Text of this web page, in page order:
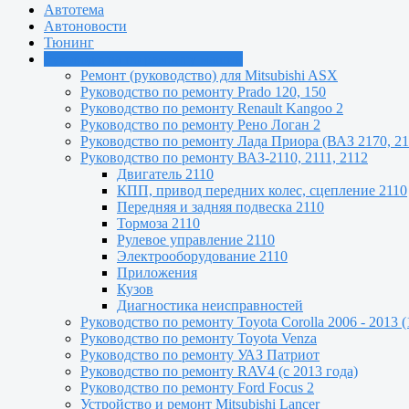
Автотема
Автоновости
Тюнинг
Ремонт (руководство) для Mitsubishi ASX
Руководство по ремонту Prado 120, 150
Руководство по ремонту Renault Kangoo 2
Руководство по ремонту Рено Логан 2
Руководство по ремонту Лада Приора (ВАЗ 2170,
Руководство по ремонту ВАЗ-2110, 2111, 2112
Двигатель 2110
КПП, привод передних колес, сцепление 2110
Передняя и задняя подвеска 2110
Тормоза 2110
Рулевое управление 2110
Электрооборудование 2110
Приложения
Кузов
Диагностика неисправностей
Руководство по ремонту Toyota Сorolla 2006 - 2013
Руководство по ремонту Toyota Venza
Руководство по ремонту УАЗ Патриот
Руководство по ремонту RAV4 (с 2013 года)
Руководство по ремонту Ford Focus 2
Устройство и ремонт Mitsubishi Lancer